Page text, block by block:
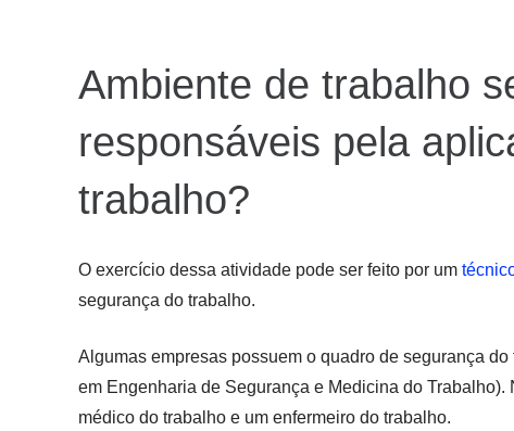
Ambiente de trabalho
responsáveis pela
trabalho?
O exercício dessa atividade pode ser feito por um
segurança do trabalho.
Algumas empresas possuem o quadro de segurança
em Engenharia de Segurança e Medicina do
médico do trabalho e um enfermeiro do trabalho.